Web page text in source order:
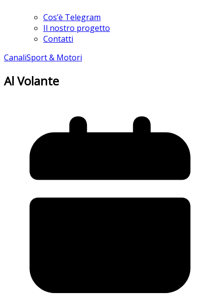
Cos’è Telegram
Il nostro progetto
Contatti
CanaliSport & Motori
Al Volante